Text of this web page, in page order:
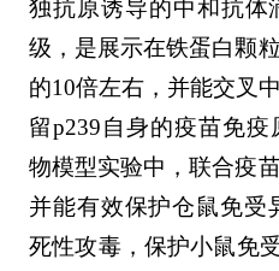
独抗原诱导的中和抗体
级，是展示在铁蛋白颗
的10倍左右，并能交叉
留p239自身的疫苗免
物模型实验中，联合疫
并能有效保护仓鼠免受
死性攻毒，保护小鼠免